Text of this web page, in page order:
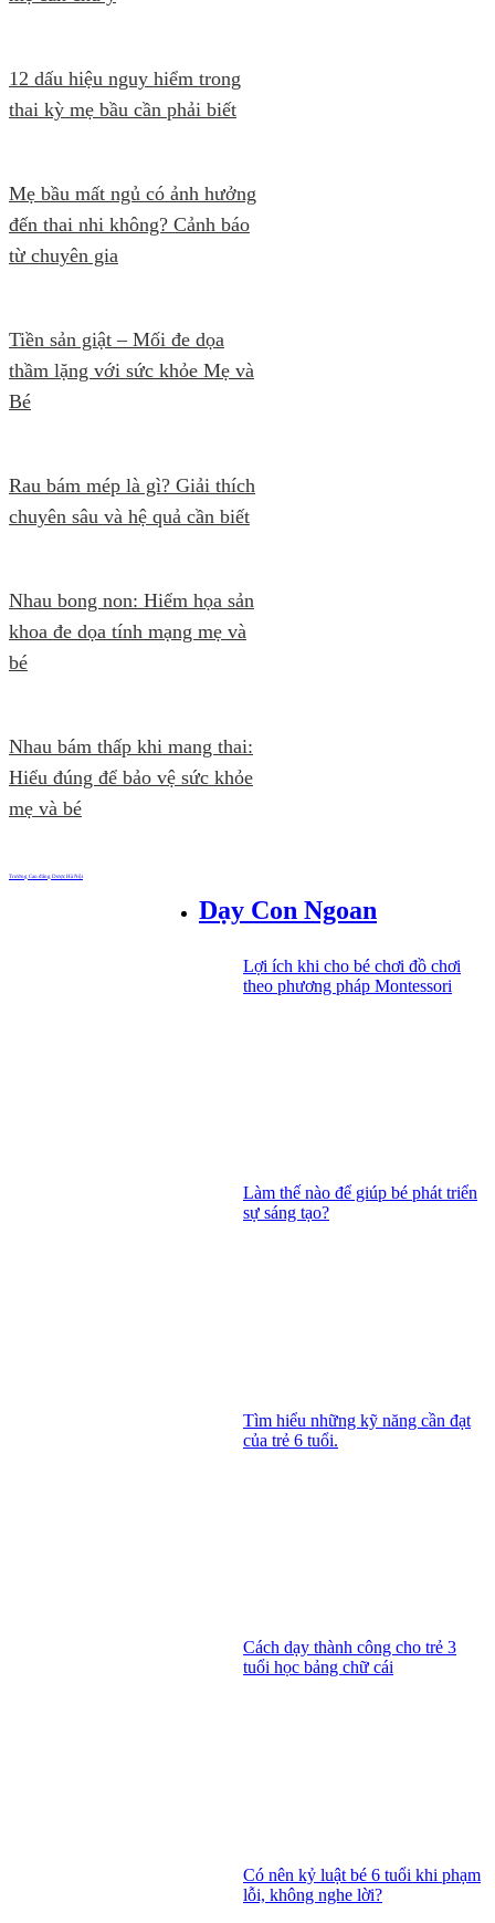
12 dấu hiệu nguy hiểm trong
thai kỳ mẹ bầu cần phải biết
Mẹ bầu mất ngủ có ảnh hưởng
đến thai nhi không? Cảnh báo
từ chuyên gia
Tiền sản giật – Mối đe dọa
thầm lặng với sức khỏe Mẹ và
Bé
Rau bám mép là gì? Giải thích
chuyên sâu và hệ quả cần biết
Nhau bong non: Hiểm họa sản
khoa đe dọa tính mạng mẹ và
bé
Nhau bám thấp khi mang thai:
Hiểu đúng để bảo vệ sức khỏe
mẹ và bé
Dạy Con Ngoan
Lợi ích khi cho bé chơi đồ chơi
theo phương pháp Montessori
Làm thế nào để giúp bé phát triển
sự sáng tạo?
Tìm hiểu những kỹ năng cần đạt
của trẻ 6 tuổi.
Cách dạy thành công cho trẻ 3
tuổi học bảng chữ cái
Có nên kỷ luật bé 6 tuổi khi phạm
lỗi, không nghe lời?
Trường Cao đẳng Dược Hà Nội